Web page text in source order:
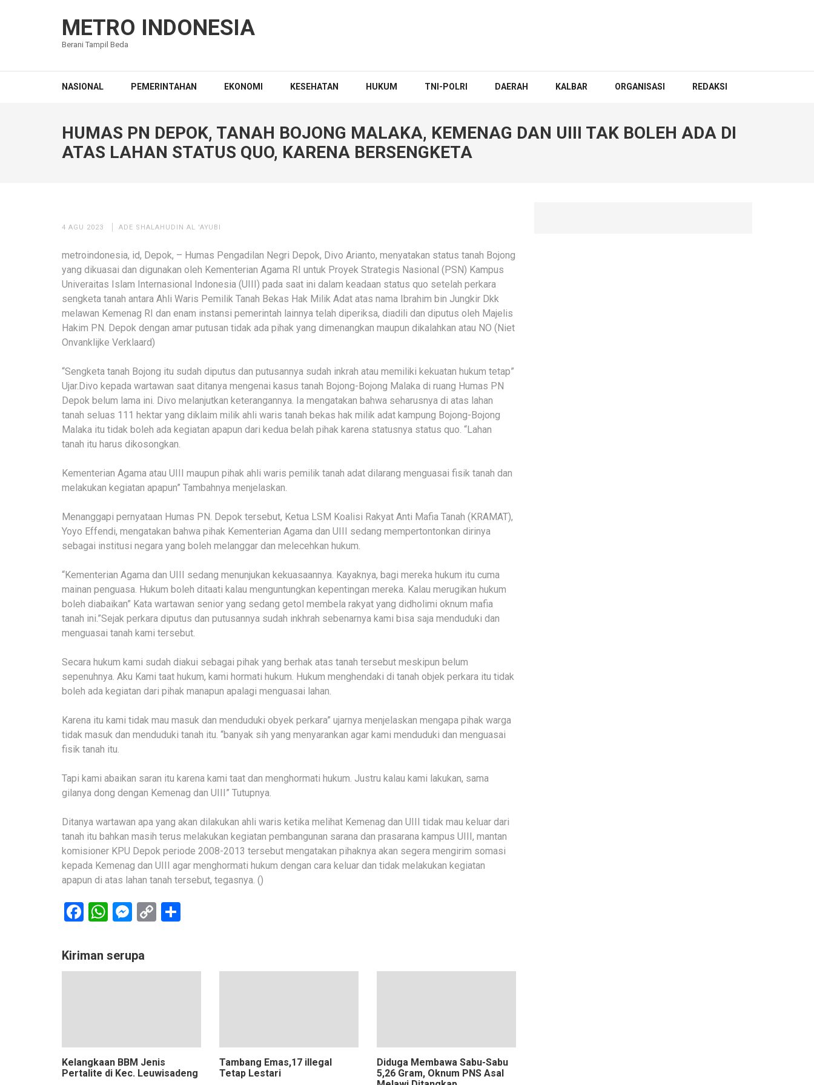
METRO INDONESIA
Berani Tampil Beda
NASIONAL PEMERINTAHAN EKONOMI KESEHATAN HUKUM TNI-POLRI DAERAH KALBAR ORGANISASI REDAKSI
HUMAS PN DEPOK, TANAH BOJONG MALAKA, KEMENAG DAN UIII TAK BOLEH ADA DI
ATAS LAHAN STATUS QUO, KARENA BERSENGKETA
4 AGU 2023 ADE SHALAHUDIN AL 'AYUBI
metroindonesia, id, Depok, – Humas Pengadilan Negri Depok, Divo Arianto, menyatakan status tanah Bojong
yang dikuasai dan digunakan oleh Kementerian Agama RI untuk Proyek Strategis Nasional (PSN) Kampus
Univeraitas Islam Internasional Indonesia (UIII) pada saat ini dalam keadaan status quo setelah perkara
sengketa tanah antara Ahli Waris Pemilik Tanah Bekas Hak Milik Adat atas nama Ibrahim bin Jungkir Dkk
melawan Kemenag RI dan enam instansi pemerintah lainnya telah diperiksa, diadili dan diputus oleh Majelis
Hakim PN. Depok dengan amar putusan tidak ada pihak yang dimenangkan maupun dikalahkan atau NO (Niet
Onvanklijke Verklaard)
“Sengketa tanah Bojong itu sudah diputus dan putusannya sudah inkrah atau memiliki kekuatan hukum tetap”
Ujar.Divo kepada wartawan saat ditanya mengenai kasus tanah Bojong-Bojong Malaka di ruang Humas PN
Depok belum lama ini. Divo melanjutkan keterangannya. Ia mengatakan bahwa seharusnya di atas lahan
tanah seluas 111 hektar yang diklaim milik ahli waris tanah bekas hak milik adat kampung Bojong-Bojong
Malaka itu tidak boleh ada kegiatan apapun dari kedua belah pihak karena statusnya status quo. “Lahan
tanah itu harus dikosongkan.
Kementerian Agama atau UIII maupun pihak ahli waris pemilik tanah adat dilarang menguasai fisik tanah dan
melakukan kegiatan apapun” Tambahnya menjelaskan.
Menanggapi pernyataan Humas PN. Depok tersebut, Ketua LSM Koalisi Rakyat Anti Mafia Tanah (KRAMAT),
Yoyo Effendi, mengatakan bahwa pihak Kementerian Agama dan UIII sedang mempertontonkan dirinya
sebagai institusi negara yang boleh melanggar dan melecehkan hukum.
“Kementerian Agama dan UIII sedang menunjukan kekuasaannya. Kayaknya, bagi mereka hukum itu cuma
mainan penguasa. Hukum boleh ditaati kalau menguntungkan kepentingan mereka. Kalau merugikan hukum
boleh diabaikan” Kata wartawan senior yang sedang getol membela rakyat yang didholimi oknum mafia
tanah ini.”Sejak perkara diputus dan putusannya sudah inkhrah sebenarnya kami bisa saja menduduki dan
menguasai tanah kami tersebut.
Secara hukum kami sudah diakui sebagai pihak yang berhak atas tanah tersebut meskipun belum
sepenuhnya. Aku Kami taat hukum, kami hormati hukum. Hukum menghendaki di tanah objek perkara itu tidak
boleh ada kegiatan dari pihak manapun apalagi menguasai lahan.
Karena itu kami tidak mau masuk dan menduduki obyek perkara” ujarnya menjelaskan mengapa pihak warga
tidak masuk dan menduduki tanah itu. “banyak sih yang menyarankan agar kami menduduki dan menguasai
fisik tanah itu.
Tapi kami abaikan saran itu karena kami taat dan menghormati hukum. Justru kalau kami lakukan, sama
gilanya dong dengan Kemenag dan UIII” Tutupnya.
Ditanya wartawan apa yang akan dilakukan ahli waris ketika melihat Kemenag dan UIII tidak mau keluar dari
tanah itu bahkan masih terus melakukan kegiatan pembangunan sarana dan prasarana kampus UIII, mantan
komisioner KPU Depok periode 2008-2013 tersebut mengatakan pihaknya akan segera mengirim somasi
kepada Kemenag dan UIII agar menghormati hukum dengan cara keluar dan tidak melakukan kegiatan
apapun di atas lahan tanah tersebut, tegasnya. ()
Facebook
WhatsApp
Messenger
Copy
Kiriman serupa
Kelangkaan BBM Jenis
Pertalite di Kec. Leuwisadeng
Tambang Emas,17 illegal
Tetap Lestari
Diduga Membawa Sabu-Sabu
5,26 Gram, Oknum PNS Asal